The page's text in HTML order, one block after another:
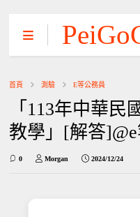
首頁 測驗 E等公務員
「113年中華
教學」[解答
0 Morgan 2024/12/24